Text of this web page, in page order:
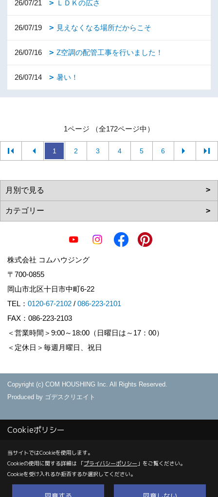
26/07/21 ＬＤＫの広さ
26/07/19 見えなくなる場所だからこそ
26/07/16 Z空調の配管工事を行いました！
26/07/14 暑い！
1ページ （全172ページ中）
1 2 3 4 5 6
株式会社 コムハウジング
〒700-0855
岡山市北区十日市中町6-22
TEL： 0120-67-2102 / 086-223-2101
FAX：086-223-2103
＜営業時間＞9:00～18:00（日曜日は～17：00）
＜定休日＞毎週月曜日、祝日
Copyright (c) COM HOUSHING Inc. All Rights Reserved.
Produced by ゴデスクリエイト
Cookieポリシー
当サイトではCookieを使用します。
Cookieの使用に関する詳細は 「プライバシーポリシー 」をご覧ください。
Cookieを受け入れるか拒否するか選択してください。